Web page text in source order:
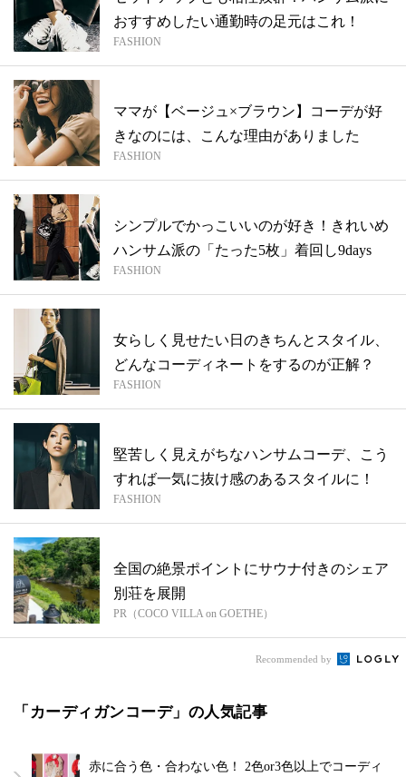
おすすめしたい通勤時の足元はこれ！
FASHION
ママが【ベージュ×ブラウン】コーデが好
きなのには、こんな理由がありました
FASHION
シンプルでかっこいいのが好き！きれいめ
ハンサム派の「たった5枚」着回し9days
FASHION
女らしく見せたい日のきちんとスタイル、
どんなコーディネートをするのが正解？
FASHION
堅苦しく見えがちなハンサムコーデ、こう
すれば一気に抜け感のあるスタイルに！
FASHION
全国の絶景ポイントにサウナ付きのシェア
別荘を展開
PR（COCO VILLA on GOETHE）
Recommended by
「カーディガンコーデ」の人気記事
赤に合う色・合わない色！ 2色or3色以上でコーディ